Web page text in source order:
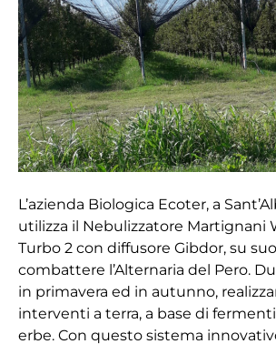
L’azienda Biologica Ecoter, a
utilizza il Nebulizzatore Martignani
Turbo 2 con diffusore Gibdor, su
combattere l’Alternaria del Pero.
in primavera ed in autunno,
interventi a terra, a base di
erbe. Con questo sistema
Pero